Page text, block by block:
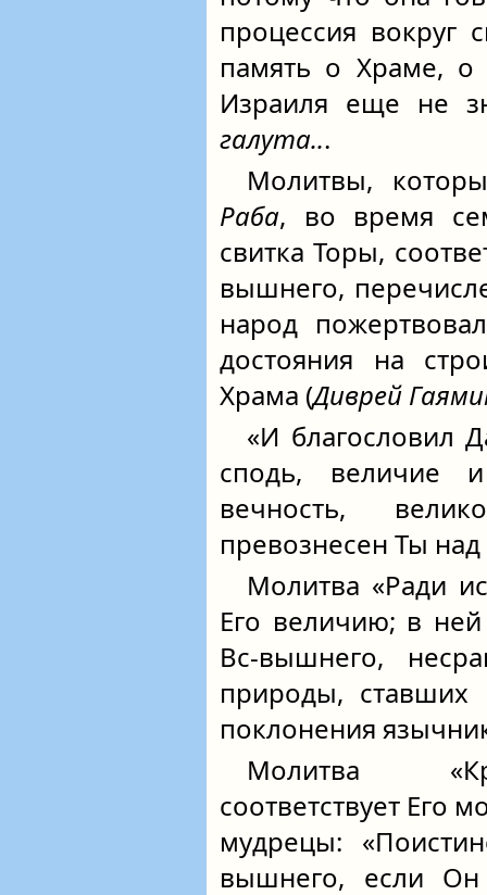
процессия вокруг
память о Храме, о
Израиля еще не
галута...
Молитвы,
Раба, во время
свитка Торы,
вышнего,
народ
достояния на
Храма (Диврей
«И благословил
сподь, величие
вечность,
превознесен Ты
Молитва «Ради
Его величию; в ней
Вс-вышнего,
природы, ставших
поклонения
Молитва
соответствует Его
мудрецы:
вышнего, если